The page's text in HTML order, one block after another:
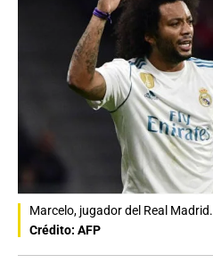
Marcelo, jugador del Real Madrid.
Crédito: AFP